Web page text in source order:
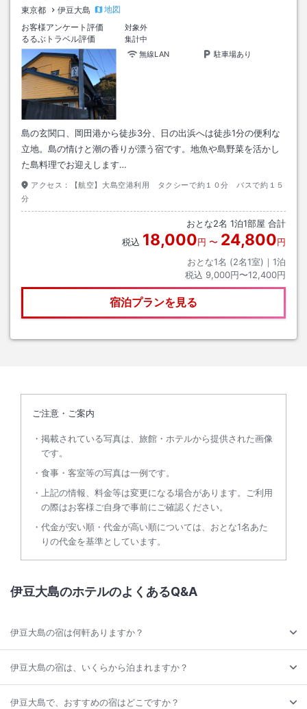
東京都 伊豆大島
地図
お客様アンケート評価
対象外
るるぶトラベル評価
集計中
無線LAN
駐車場あり
島の玄関口、岡田港から徒歩3分、日の出浜へは徒歩1分の便利な
立地。島の情けと潮の香りが漂う宿です。地魚や島野菜を活かし
た島料理でお迎えします…
アクセス：
【航空】大島空港利用 タクシーで約１０分 バスで約１５
分
おとな2名 1泊1部屋 合計
税込 18,000円 〜 24,800円
おとな1名 (2名1室)｜ 1泊
税込 9,000円〜12,400円
宿泊プランを見る
ご注意・ご案内
掲載されている写真は、旅館・ホテルから提供された画像
です。
食事・客室等の写真は一例です。
上記の情報、料金等は変更になる場合があります。ご利用
の際はお客様ご自身で事前にご確認ください。
代金が安い順・代金が高い順については、おとな1名あた
りの代金を基準としています。
伊豆大島のホテルのよくあるQ&A
伊豆大島の宿は何軒ありますか？
伊豆大島の宿は、いくらから泊まれますか？
伊豆大島で、おすすめの宿はどこですか？